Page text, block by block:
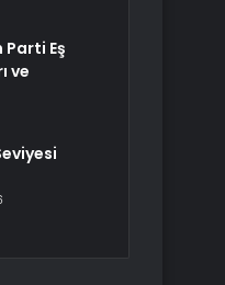
Parti Eş
ve